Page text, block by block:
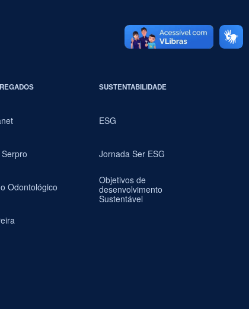
Serpro
Odontológico
SUSTENTABILIDADE
ESG
Jornada Ser ESG
Objetivos de
desenvolvimento
Sustentável